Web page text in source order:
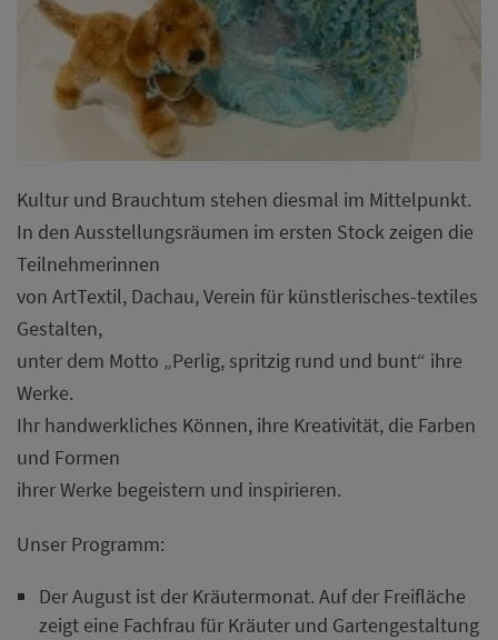
Kultur und Brauchtum stehen diesmal im Mittelpunkt.
In den Ausstellungsräumen im ersten Stock zeigen die
Teilnehmerinnen
von ArtTextil, Dachau, Verein für künstlerisches-textiles
Gestalten,
unter dem Motto „Perlig, spritzig rund und bunt“ ihre
Werke.
Ihr handwerkliches Können, ihre Kreativität, die Farben
und Formen
ihrer Werke begeistern und inspirieren.
Unser Programm:
Der August ist der Kräutermonat. Auf der Freifläche
zeigt eine Fachfrau für Kräuter und Gartengestaltung